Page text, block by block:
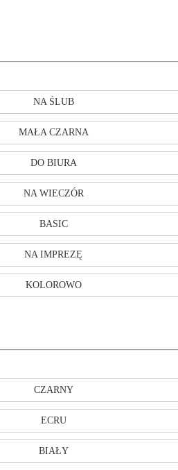
NA ŚLUB
MAŁA CZARNA
DO BIURA
NA WIECZÓR
BASIC
NA IMPREZĘ
KOLOROWO
CZARNY
ECRU
BIAŁY